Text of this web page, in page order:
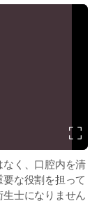
く、口腔内を清
な役割を担って
士になりません